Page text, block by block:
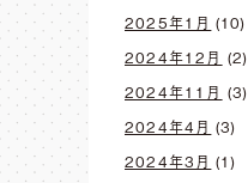
2025年1月 (10)
2024年12月 (2)
2024年11月 (3)
2024年4月 (3)
2024年3月 (1)